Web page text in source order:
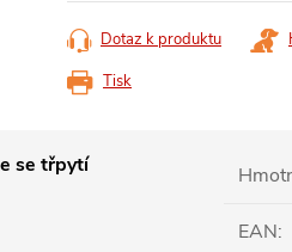
Tisk
Dotaz k produktu
se třpytí
EAN: